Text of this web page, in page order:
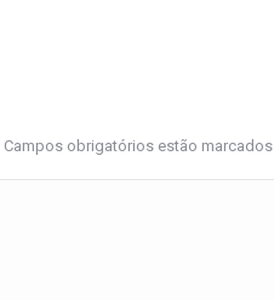
obrigatórios estão marcados